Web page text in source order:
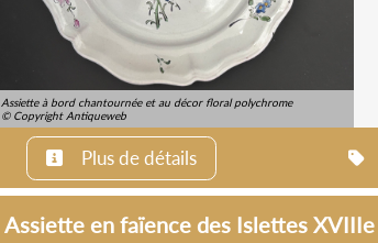
Assiette à bord chantournée et au décor floral polychrome
© Copyright Antiqueweb
Plus de détails
Assiette en faïence des Islettes